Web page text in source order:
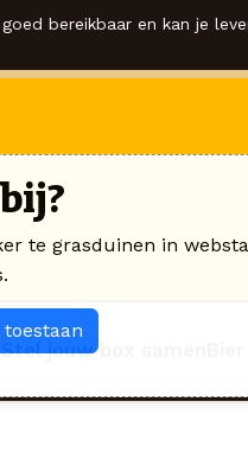
bereikbaar en kan je
Stel jouw box samen
te grasduinen in
toestaan